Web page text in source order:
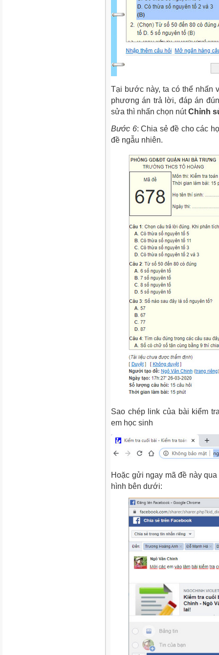
Tại bước này, ta có thể nhấn
phương án trả lời, đáp án
sửa thì nhấn chọn nútChỉnh
Bước 6: Chia sẻ đề cho các
đề ngẫu nhiên.
Sao chép link của bài kiểm
em học sinh
Hoặc gửi ngay mã đề này
hình bên dưới: